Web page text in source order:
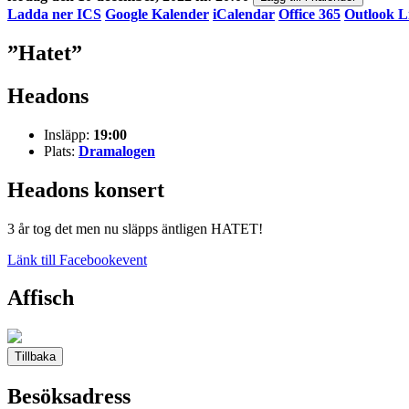
Ladda ner ICS Google Kalender iCalendar Office 365 Outlook
”Hatet”
Headons
Insläpp: 19:00
Plats: Dramalogen
Headons konsert
3 år tog det men nu släpps äntligen HATET!
Länk till Facebookevent
Affisch
Tillbaka
Besöksadress